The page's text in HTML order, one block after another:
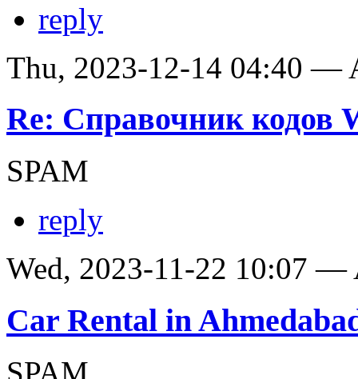
reply
Thu, 2023-12-14 04:40 —
Re: Справочник кодов
SPAM
reply
Wed, 2023-11-22 10:07 —
Car Rental in
SPAM